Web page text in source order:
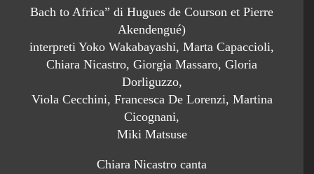
Bach to Africa” di Hugues de Courson et Pierre
Akendengué)
interpreti Yoko Wakabayashi, Marta Capaccioli,
Chiara Nicastro, Giorgia Massaro, Gloria
Dorliguzzo,
Viola Cecchini, Francesca De Lorenzi, Martina
Cicognani,
Miki Matsuse
Chiara Nicastro canta